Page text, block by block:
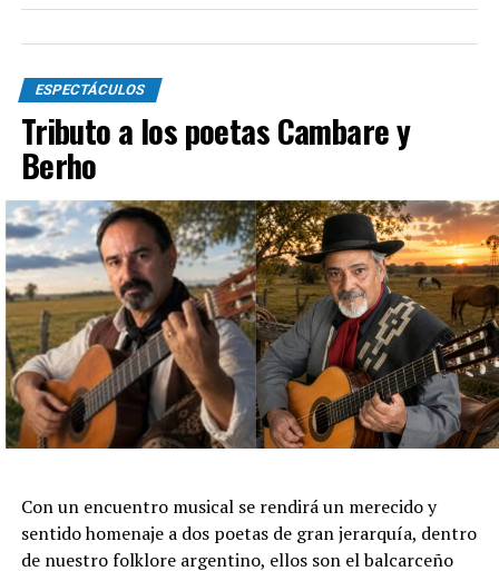
ESPECTÁCULOS
Tributo a los poetas Cambare y
Berho
Con un encuentro musical se rendirá un merecido y
sentido homenaje a dos poetas de gran jerarquía, dentro
de nuestro folklore argentino, ellos son el balcarceño